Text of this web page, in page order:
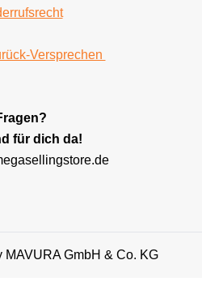
Versprechen
für dich da!
GmbH & Co. KG